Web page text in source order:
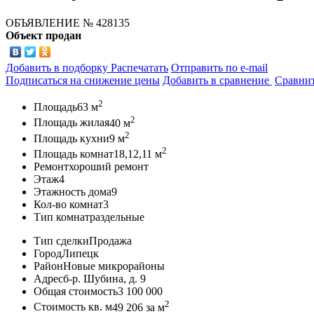
ОБЪЯВЛЕНИЕ № 428135
Объект продан
Добавить в подборку Распечатать Отправить по e-mail
Подписаться на снижение цены Добавить в сравнение
Площадь63 м2
Площадь жилая40 м2
Площадь кухни9 м2
Площадь комнат18,12,11 м2
Ремонтхороший ремонт
Этаж4
Этажность дома9
Кол-во комнат3
Тип комнатраздельные
Тип сделкиПродажа
ГородЛипецк
РайонНовые микрорайоны
Адресб-р. Шубина, д. 9
Общая стоимость3 100 000
Стоимость кв. м49 206 за м2